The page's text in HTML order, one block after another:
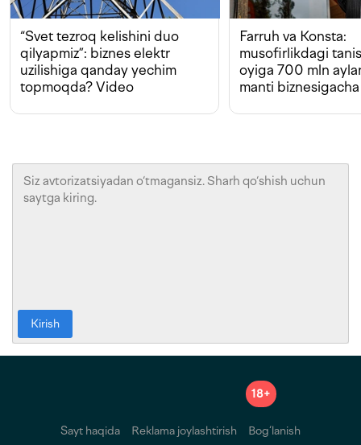
“Svet tezroq kelishini duo
qilyapmiz”: biznes elektr
uzilishiga qanday yechim
topmoqda? Video
Farruh va Konsta:
musofirlikdagi
oyiga 700 mln
manti biznesigacha
Kirish
18+
Sayt haqida Reklama joylashtirish Bog‘lanish